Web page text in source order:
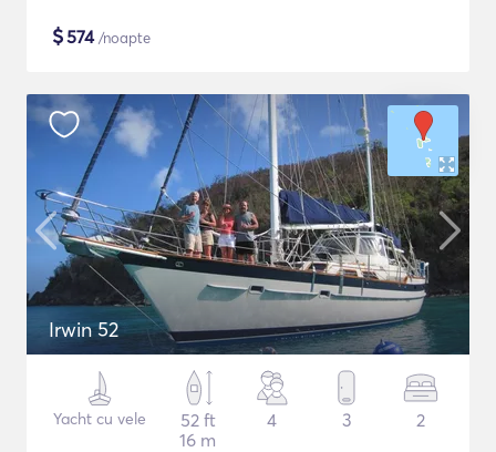
$574/noapte
Irwin 52
Yacht cu vele
52 ft
16 m
4 3 2